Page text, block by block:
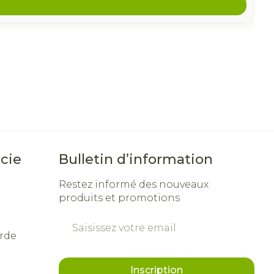
Bulletin d’information
Restez informé des nouveaux
produits et promotions
Inscription